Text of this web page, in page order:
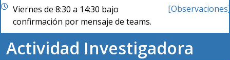
Viernes de 8:30 a 14:30 bajo
confirmación por mensaje de teams.
[Observaciones]
Actividad Investigadora